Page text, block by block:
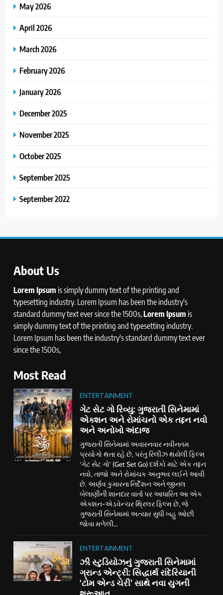
May 2026
April 2026
March 2026
February 2026
January 2026
December 2025
November 2025
October 2025
September 2025
September 2022
About Us
Lorem Ipsum is simply dummy text of the printing and
typesetting industry. Lorem Ipsum has been the industry's
standard dummy text ever since the 1500s,Lorem Ipsum is
simply dummy text of the printing and typesetting industry.
Lorem Ipsum has been the industry's standard dummy text ever
since the 1500s,
Most Read
ENTERTAINMENT
ગેટ સેટ ગો રિવ્યુ: ગુજરાતી સિનેમામાં
એક્શન અને રોમાંચનો એક તદ્દન નવો
અને અનોખો અંદાજ
ગુજરાતી સિનેમામાં અવારનવાર નવીનતમ
પ્રયોગો થતા રહે છે, પરંતુ રિલીઝ થયેલી ફિલ્મ
‘ગેટ સેટ ગો’ (Get Set Go) દર્શકો માટે એક તદ્દન
નવો, તાજો અને રોમાંચક અનુભવ લઈને આવી
છે. અર્ણવ કુમારના નિર્દેશન અને જીનલ
બેલાણીની શાનદાર વાર્તા પર આધારિત આ એક
એક્શન-એડવેન્ચર થ્રિલર ફિલ્મ છે, જે
ગુજરાતી સિનેમામાં અત્યાર સુધી બહુ ઓછી
જોવા મળેલી...
ENTERTAINMENT
ઝી સ્ટુડિયોઝનું ગુજરાતી સિનેમામાં
ગ્રાન્ડ એન્ટ્રી: સિદ્ધાર્થ રાંદેરિયાની
‘ટોમ એન્ડ ચેરી’ સાથે નવા યુગની